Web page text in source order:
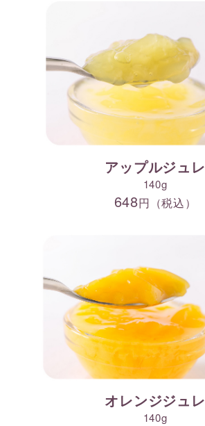
アップルジュレ
140g
648円（税込）
オレンジジュレ
140g